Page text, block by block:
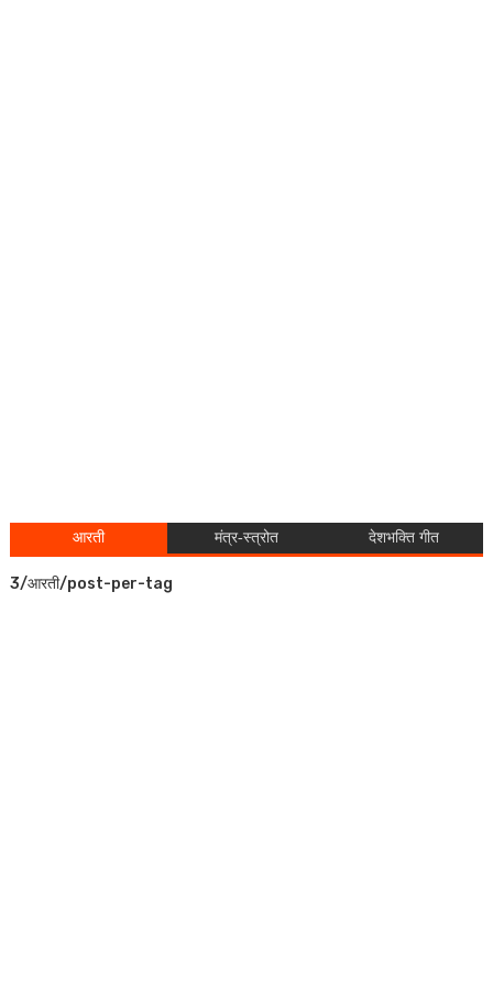
आरती मंत्र-स्त्रोत देशभक्ति गीत
3/आरती/post-per-tag